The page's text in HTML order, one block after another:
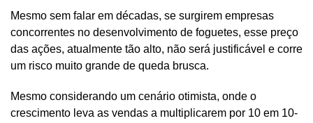
Mesmo sem falar em décadas, se surgirem empresas
concorrentes no desenvolvimento de foguetes, esse preço
das ações, atualmente tão alto, não será justificável e corre
um risco muito grande de queda brusca.
Mesmo considerando um cenário otimista, onde o
crescimento leva as vendas a multiplicarem por 10 em 10-